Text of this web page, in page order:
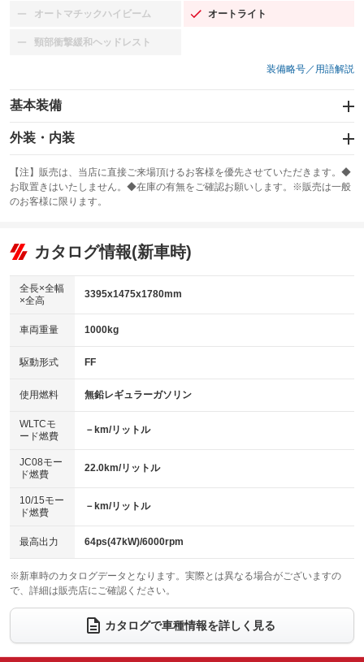
オートマチックハイビーム
：装備なし オートライト
：装備あり
頸部衝撃緩和ヘッドレスト
：装備なし
装備略号／用語解説
基本装備
エアバッグ：運転席/助手席/サイド
：装備あり
：装備あり
サンルーフ
：装備なし ABS
リフトアップ
：装備なし
：装備なし
パワーウィンドウ
アイドリングストップ
：装備なし
USB入力端子
：装備なし
100V電源
：装備なし
センターデフロック
：装備なし
電動格納ミラー
：装備あり
外装・内装
カーナビ：SDナビ
：装備あり
TV：フルセグ
：装備あり
ビジュアル：-／DVD再生
：装備あり
アルミホイール：15インチ
：装備あり
HID(キセノンライト)
バックカメラ
エアロ
：装備なし
ローダウン
：装備なし
ベンチシート
：装備なし
チップアップシート
：装備なし
電動格納サードシート
：装備なし シートヒーター
：装備あり
ウォークスルー
電動リアゲート フロントカメラ
：装備なし
シートエアコン 全周囲カメラ
【注】販売は、当店に直接ご来場頂けるお客様を優先させていただきます。◆
お取置きはいたしません。◆在庫の有無をご確認お願いします。※販売は一般
のお客様に限ります。
カタログ情報(新車時)
全長×全幅
×全高
3395x1475x1780mm
車両重量 1000kg
駆動形式 FF
使用燃料 無鉛レギュラーガソリン
WLTCモ
ード燃費
－km/リットル
JC08モー
ド燃費
22.0km/リットル
10/15モー
ド燃費
－km/リットル
最高出力 64ps(47kW)/6000rpm
※新車時のカタログデータとなります。実際とは異なる場合がございますの
で、詳細は販売店にご確認ください。
カタログで車種情報を詳しく見る